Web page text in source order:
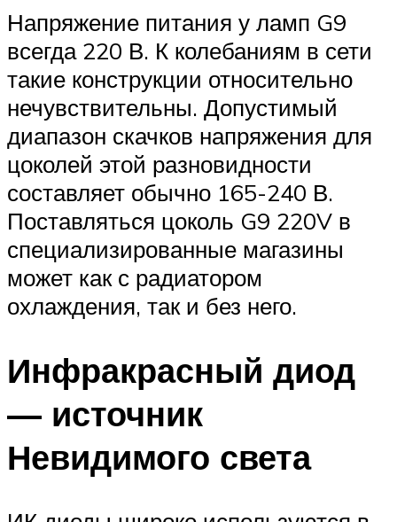
Напряжение питания у ламп G9
всегда 220 В. К колебаниям в сети
такие конструкции относительно
нечувствительны. Допустимый
диапазон скачков напряжения для
цоколей этой разновидности
составляет обычно 165-240 В.
Поставляться цоколь G9 220V в
специализированные магазины
может как с радиатором
охлаждения, так и без него.
Инфракрасный диод
— источник
Невидимого света